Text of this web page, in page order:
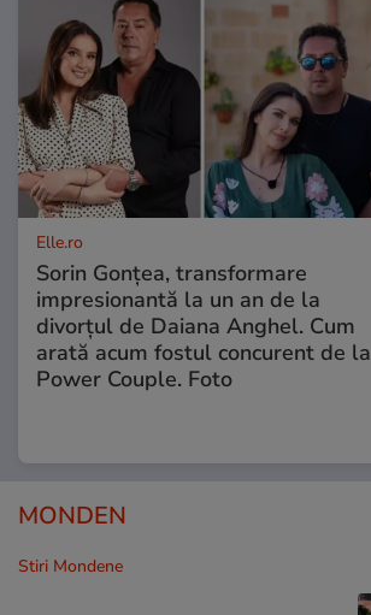
Elle.ro
Sorin Gonțea, transformare
impresionantă la un an de la
divorțul de Daiana Anghel. Cum
arată acum fostul concurent de la
Power Couple. Foto
MONDEN
Stiri Mondene